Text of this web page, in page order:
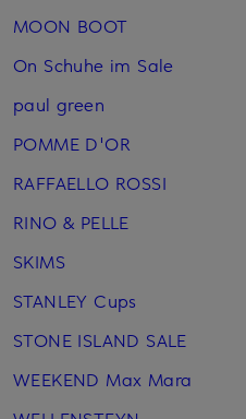
MOON BOOT
On Schuhe im Sale
paul green
POMME D'OR
RAFFAELLO ROSSI
RINO & PELLE
SKIMS
STANLEY Cups
STONE ISLAND SALE
WEEKEND Max Mara